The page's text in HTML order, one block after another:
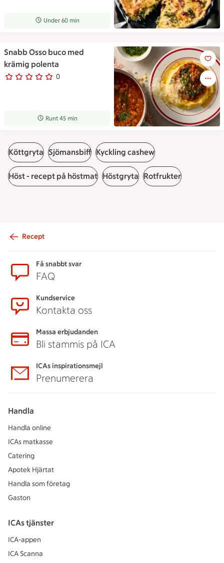
Receptet tar Under 60 min att tillaga
Under 60 min
Snabb Osso buco med
krämig polenta
0
0 personer har röstat
Receptet tar Runt 45 min att tillaga
Runt 45 min
En tallrik med en rejäl klick
Köttgryta Sjömansbiff Kyckling cashew
Höst - recept på höstmat Höstgryta Rotfrukter
Recept
Få snabbt svar
FAQ
Kundservice
Kontakta oss
Massa erbjudanden
Bli stammis på ICA
ICAs inspirationsmejl
Prenumerera
Handla
Handla online
ICAs matkasse
Catering
Apotek Hjärtat
Handla som företag
Gaston
ICAs tjänster
ICA-appen
ICA Scanna